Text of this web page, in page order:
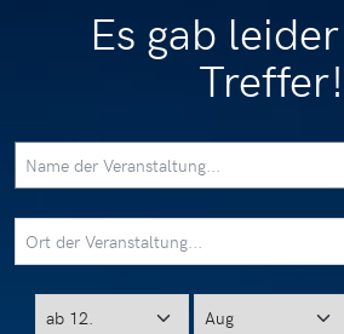
Es gab
Treffer!